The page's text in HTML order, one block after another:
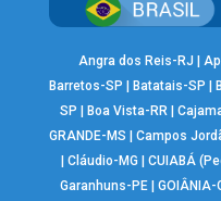
Angra dos Reis-RJ
Barretos-SP
Batatais-SP
SP
Boa Vista-RR |
GRANDE-MS
Campos
Cláudio-MG CUIABÁ
Garanhuns-PE |GOIÂNIA-